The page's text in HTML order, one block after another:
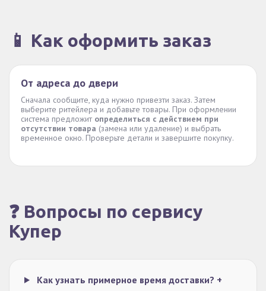
📱 Как оформить заказ
От адреса до двери
Сначала сообщите, куда нужно привезти заказ. Затем
выберите ритейлера и добавьте товары. При оформлении
система предложит определиться с действием при
отсутствии товара (замена или удаление) и выбрать
временное окно. Проверьте детали и завершите покупку.
❓ Вопросы по сервису
Купер
Как узнать примерное время доставки? +